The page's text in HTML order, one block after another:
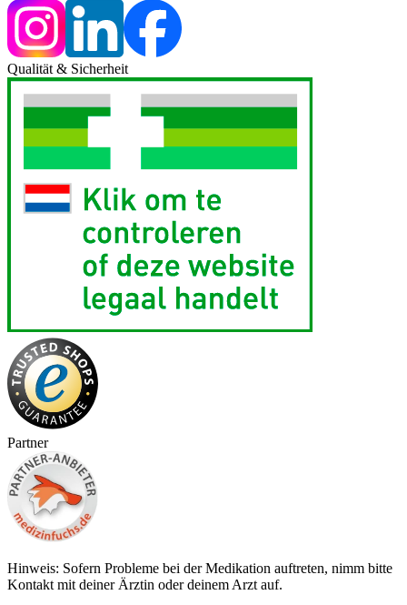
Qualität & Sicherheit
Partner
Hinweis: Sofern Probleme bei der Medikation auftreten, nimm bitte
Kontakt mit deiner Ärztin oder deinem Arzt auf.